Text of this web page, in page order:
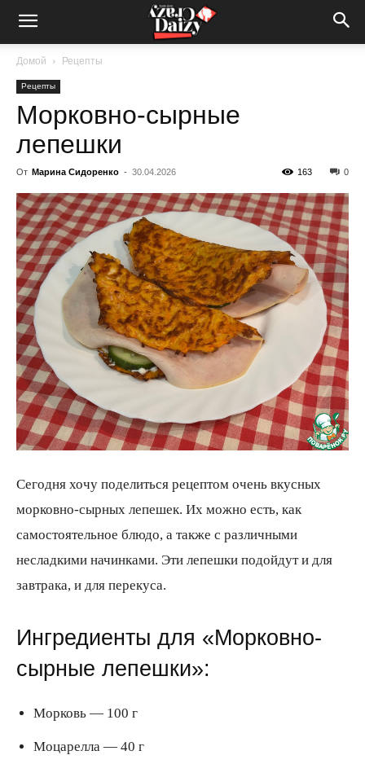
Crazy-
Daizy
сумашедшие
новости
обо
всем
Домой Рецепты
Рецепты
Морковно-сырные
лепешки
От Марина Сидоренко - 30.04.2026 0
163
Сегодня хочу поделиться рецептом очень вкусных
морковно-сырных лепешек. Их можно есть, как
самостоятельное блюдо, а также с различными
несладкими начинками. Эти лепешки подойдут и для
завтрака, и для перекуса.
Ингредиенты для «Морковно-
сырные лепешки»:
Морковь — 100 г
Моцарелла — 40 г